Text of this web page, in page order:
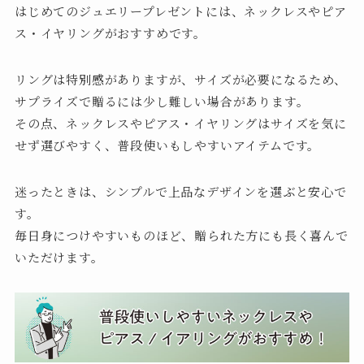
はじめてのジュエリープレゼントには、ネックレスやピア
ス・イヤリングがおすすめです。
リングは特別感がありますが、サイズが必要になるため、
サプライズで贈るには少し難しい場合があります。
その点、ネックレスやピアス・イヤリングはサイズを気に
せず選びやすく、普段使いもしやすいアイテムです。
迷ったときは、シンプルで上品なデザインを選ぶと安心で
す。
毎日身につけやすいものほど、贈られた方にも長く喜んで
いただけます。